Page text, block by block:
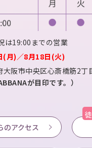
19:00までの営業
(月)／8月18日(火)
大阪市中央区心斎橋筋2丁
が目印です。）
のアクセス